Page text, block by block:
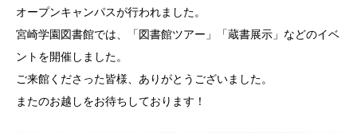
オープンキャンパスが行われました。
宮崎学園図書館では、「図書館ツアー」「蔵書展示」などのイベ
ントを開催しました。
ご来館くださった皆様、ありがとうございました。
またのお越しをお待ちしております！